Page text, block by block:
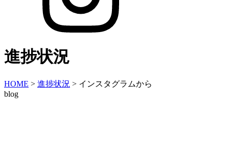
進捗状況
HOME > 進捗状況 > インスタグラムから
blog